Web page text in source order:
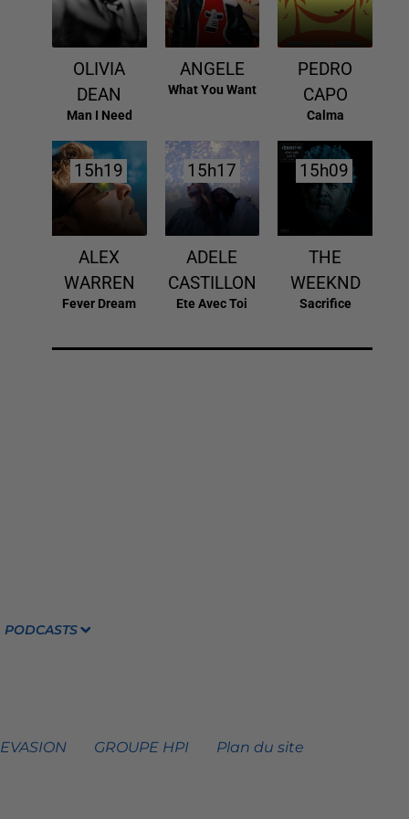
OLIVIA
DEAN
Man I Need
ANGELE
What You Want
PEDRO
CAPO
Calma
15h19
15h19
ALEX
WARREN
Fever Dream
15h17
15h17
ADELE
CASTILLON
Ete Avec Toi
15h09
15h09
THE
WEEKND
Sacrifice
PODCASTS
GROUPE HPI Plan du site